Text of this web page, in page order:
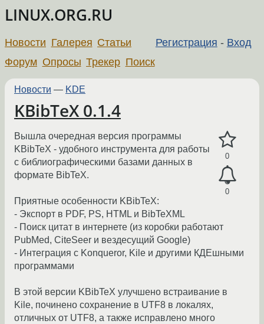
LINUX.ORG.RU
Регистрация - Вход
Новости Галерея Статьи
Форум Опросы Трекер Поиск
Новости — KDE
KBibTeX 0.1.4
0
0
Вышла очередная версия программы
KBibTeX - удобного инструмента для работы
с библиографическими базами данных в
формате BibTeX.
Приятные особенности KBibTeX:
- Экспорт в PDF, PS, HTML и BibTeXML
- Поиск цитат в интернете (из коробки работают
PubMed, CiteSeer и вездесущий Google)
- Интеграция с Konqueror, Kile и другими КДЕшными
программами
В этой версии KBibTeX улучшено встраивание в
Kile, починено сохранение в UTF8 в локалях,
отличных от UTF8, а также исправлено много